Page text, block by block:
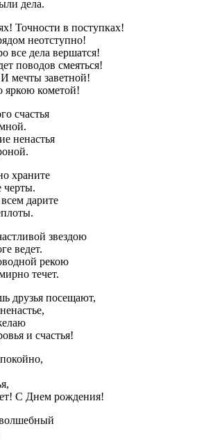
дела.
Точности в поступках!
неотступно!
все дела вершатся!
поводов смеяться!
мечты заветной!
яркою кометой!
счастья
ненастья
храните
черты.
дарите
звездою
ведет.
рекою
течет.
друзья посещают,
и счастья!
С Днем рождения!